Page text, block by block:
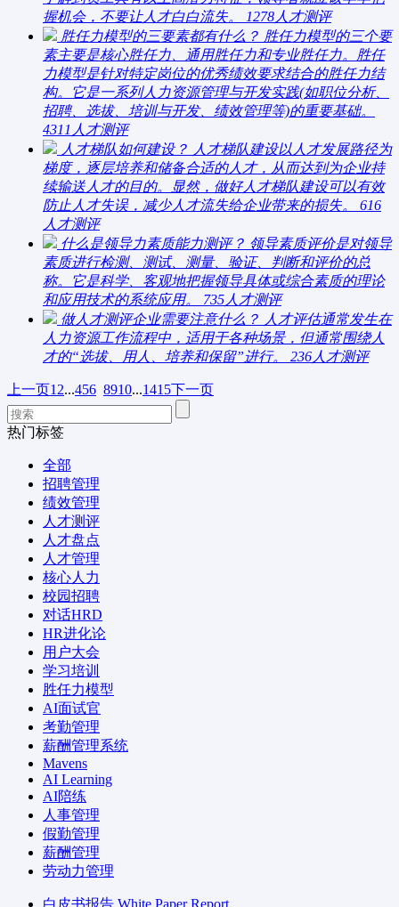
握机会，不要让人才白白流失。
1278 人才测评
胜任力模型的三要素都有什么？ 胜任力模型的三个要
素主要是核心胜任力、通用胜任力和专业胜任力。胜任
力模型是针对特定岗位的优秀绩效要求结合的胜任力结
构。它是一系列人力资源管理与开发实践(如职位分析、
招聘、选拔、培训与开发、绩效管理等)的重要基础。
4311 人才测评
人才梯队如何建设？ 人才梯队建设以人才发展路径为
梯度，逐层培养和储备合适的人才，从而达到为企业持
续输送人才的目的。显然，做好人才梯队建设可以有效
防止人才失误，减少人才流失给企业带来的损失。
616
人才测评
什么是领导力素质能力测评？ 领导素质评价是对领导
素质进行检测、测试、测量、验证、判断和评价的总
称。它是科学、客观地把握领导具体或综合素质的理论
和应用技术的系统应用。
735 人才测评
做人才测评企业需要注意什么？ 人才评估通常发生在
人力资源工作流程中，适用于各种场景，但通常围绕人
才的“选拔、用人、培养和保留”进行。
236 人才测评
上一页1 2...456 8910...1415下一页
热门标签
全部
招聘管理
绩效管理
人才测评
人才盘点
人才管理
核心人力
校园招聘
对话HRD
HR进化论
用户大会
学习培训
胜任力模型
AI面试官
考勤管理
薪酬管理系统
Mavens
AI Learning
AI陪练
人事管理
假勤管理
薪酬管理
劳动力管理